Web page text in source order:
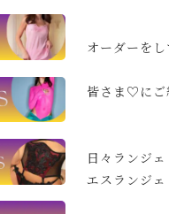
オーダーを
皆さま♡にご
日々ランジ
エスランジェ